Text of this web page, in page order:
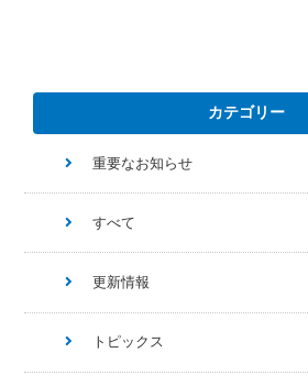
カテゴリー
重要なお知らせ
すべて
更新情報
トピックス